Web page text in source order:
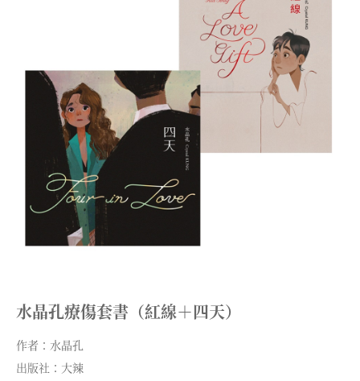
水晶孔療傷套書（紅線＋四天）
作者：水晶孔
出版社：大辣